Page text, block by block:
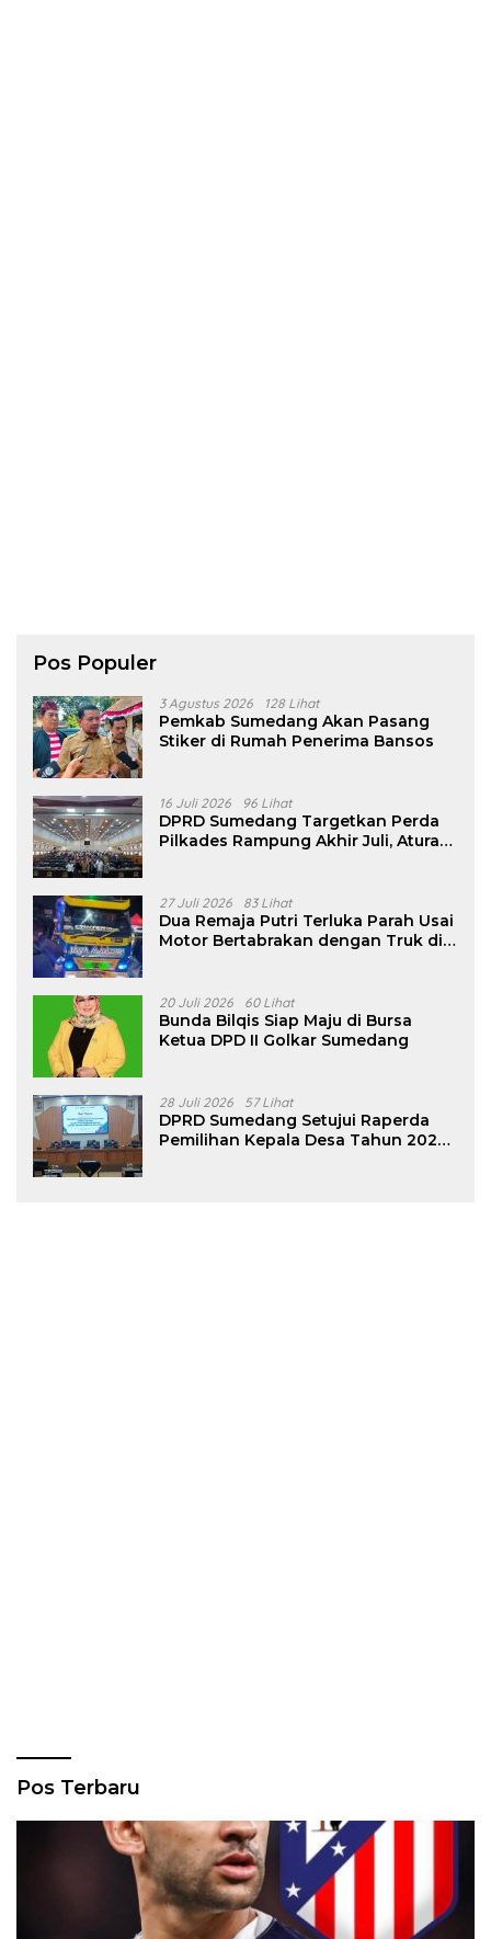
Pos Populer
3 Agustus 2026 128 Lihat
Pemkab Sumedang Akan Pasang
Stiker di Rumah Penerima Bansos
16 Juli 2026 96 Lihat
DPRD Sumedang Targetkan Perda
Pilkades Rampung Akhir Juli, Aturan
27 Juli 2026 83 Lihat
Dua Remaja Putri Terluka Parah Usai
Motor Bertabrakan dengan Truk di
20 Juli 2026 60 Lihat
Bunda Bilqis Siap Maju di Bursa
Ketua DPD II Golkar Sumedang
28 Juli 2026 57 Lihat
DPRD Sumedang Setujui Raperda
Pemilihan Kepala Desa Tahun 2026
Pos Terbaru